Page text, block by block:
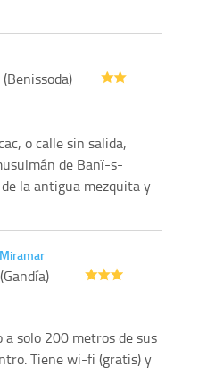
o calle sin salida,
de Banï-s-
la antigua mezquita y
solo 200 metros de sus
Tiene wi-fi (gratis) y